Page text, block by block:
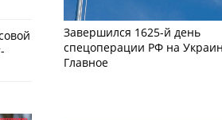
Завершился 1625-й день
спецоперации РФ на
Главное